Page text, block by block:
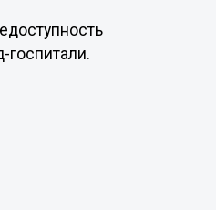
госпитали.